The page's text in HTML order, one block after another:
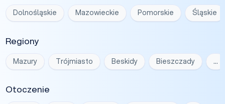
Dolnośląskie Mazowieckie Pomorskie Śląskie
Regiony
Mazury Trójmiasto Beskidy Bieszczady …
Otoczenie